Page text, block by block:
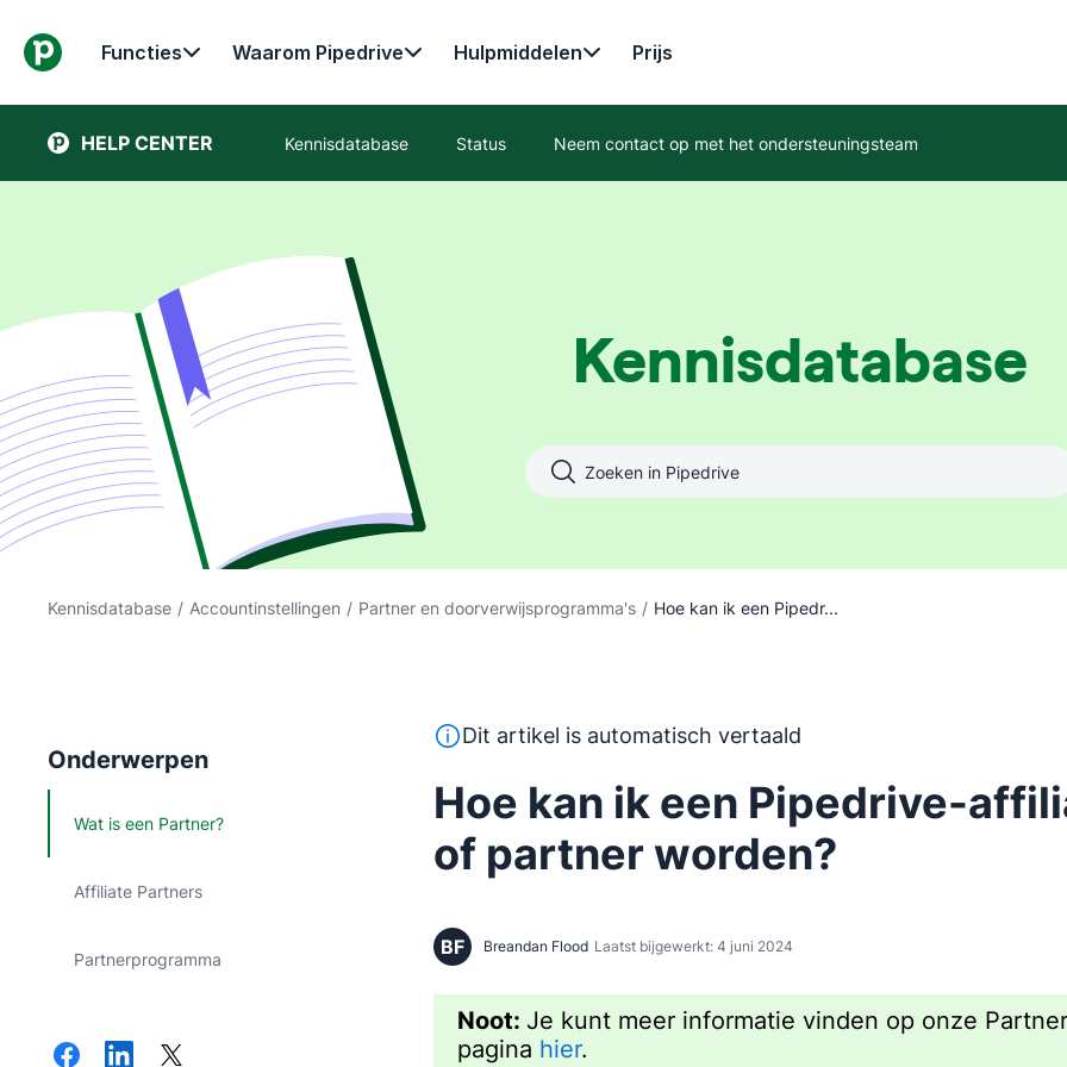
Functies Waarom Pipedrive Hulpmiddelen Prijs
HELP CENTER Kennisdatabase Status Neem contact op met het ondersteuningsteam
Kennisdatabase
Kennisdatabase / Accountinstellingen / Partner en doorverwijsprogramma's / Hoe kan ik een Pipedr...
Onderwerpen
Wat is een Partner?
Affiliate Partners
Partnerprogramma
Deze tekst is automatisch vertaald uit het Engels, zonder inbreng
Dit artikel is automatisch vertaald
Hoe kan ik een Pipedrive-
of partner worden?
BF Breandan Flood Laatst bijgewerkt: 4 juni 2024
Noot: Je kunt meer informatie vinden op onze
pagina hier.